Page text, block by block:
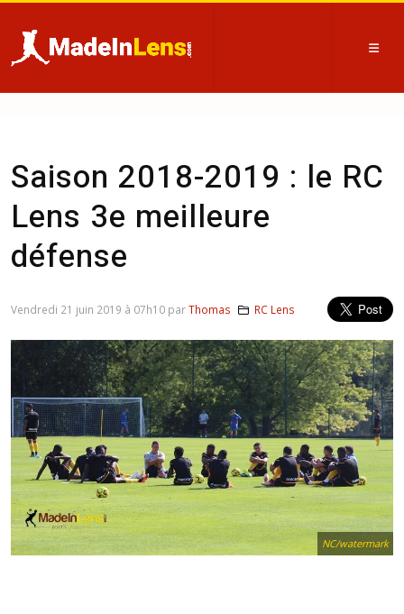
Saison 2018-2019 : le RC
Lens 3e meilleure
défense
NC/watermark
Vendredi 21 juin 2019 à 07h10 parThomas RC Lens